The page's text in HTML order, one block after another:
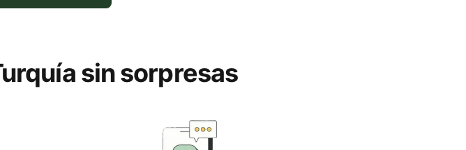
sin sorpresas